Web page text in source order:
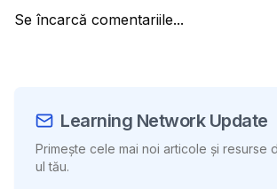
Se încarcă comentariile...
Learning Network Update
Primește cele mai noi articole și resurse
ul tău.